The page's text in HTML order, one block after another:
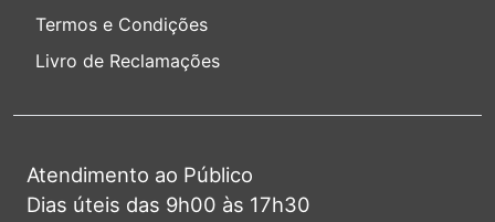
Termos e Condições
Livro de Reclamações
Atendimento ao Público
Dias úteis das 9h00 às 17h30